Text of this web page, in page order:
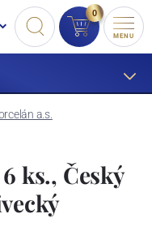
0
MENU
a.s.
ks., Český